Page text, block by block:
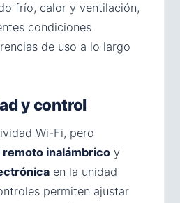
frío, calor y ventilación,
condiciones
de uso a lo largo
y control
Wi-Fi, pero
inalámbrico y
en la unidad
permiten ajustar